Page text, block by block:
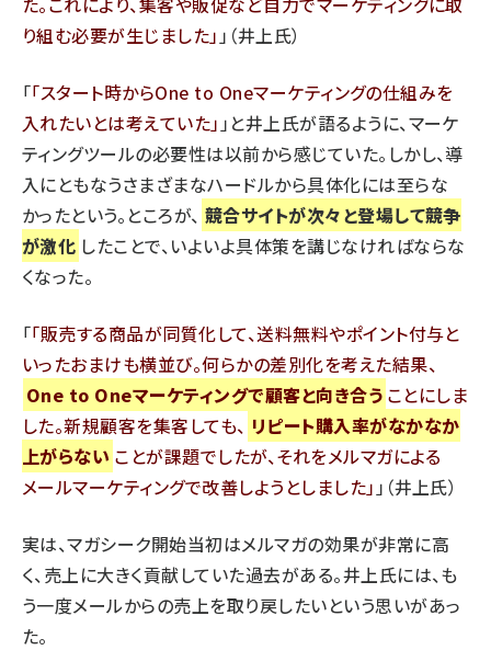
り組む必要が生じました 」（井上氏）
「 スタート時からOne to Oneマーケティングの仕組みを
入れたいとは考えていた 」と井上氏が語るように、マーケ
ティングツールの必要性は以前から感じていた。しかし、導
入にともなうさまざまなハードルから具体化には至らな
かったという。ところが、 競合サイトが次々と登場して競争
が激化 したことで、いよいよ具体策を講じなければならな
くなった。
「 販売する商品が同質化して、送料無料やポイント付与と
いったおまけも横並び。何らかの差別化を考えた結果、
One to Oneマーケティングで顧客と向き合う ことにしま
した。新規顧客を集客しても、 リピート購入率がなかなか
上がらない ことが課題でしたが、それをメルマガによる
メールマーケティングで改善しようとしました 」（井上氏）
実は、マガシーク開始当初はメルマガの効果が非常に高
く、売上に大きく貢献していた過去がある。井上氏には、も
う一度メールからの売上を取り戻したいという思いがあっ
た。